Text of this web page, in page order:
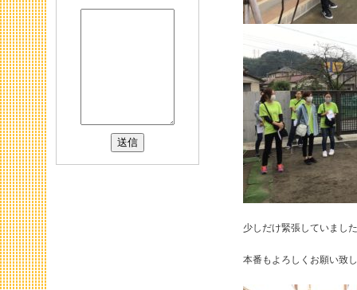
少しだけ緊張していまし
本番もよろしくお願い致